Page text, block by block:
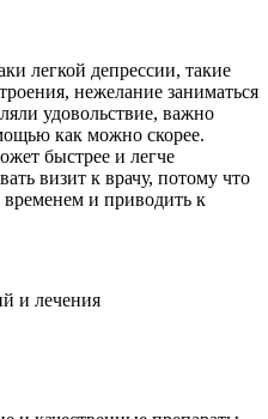
легкой депрессии, такие
нежелание заниматься
удовольствие, важно
как можно скорее.
быстрее и легче
визит к врачу, потому что
временем и приводить к
и лечения